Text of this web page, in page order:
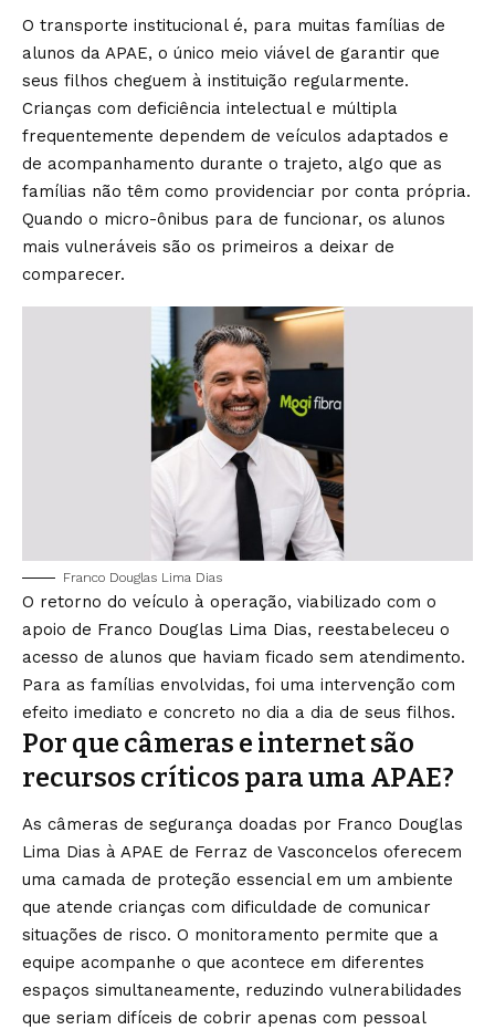
O transporte institucional é, para muitas famílias de
alunos da APAE, o único meio viável de garantir que
seus filhos cheguem à instituição regularmente.
Crianças com deficiência intelectual e múltipla
frequentemente dependem de veículos adaptados e
de acompanhamento durante o trajeto, algo que as
famílias não têm como providenciar por conta própria.
Quando o micro-ônibus para de funcionar, os alunos
mais vulneráveis são os primeiros a deixar de
comparecer.
Franco Douglas Lima Dias
O retorno do veículo à operação, viabilizado com o
apoio de Franco Douglas Lima Dias, reestabeleceu o
acesso de alunos que haviam ficado sem atendimento.
Para as famílias envolvidas, foi uma intervenção com
efeito imediato e concreto no dia a dia de seus filhos.
Por que câmeras e internet são
recursos críticos para uma APAE?
As câmeras de segurança doadas por Franco Douglas
Lima Dias à APAE de Ferraz de Vasconcelos oferecem
uma camada de proteção essencial em um ambiente
que atende crianças com dificuldade de comunicar
situações de risco. O monitoramento permite que a
equipe acompanhe o que acontece em diferentes
espaços simultaneamente, reduzindo vulnerabilidades
que seriam difíceis de cobrir apenas com pessoal